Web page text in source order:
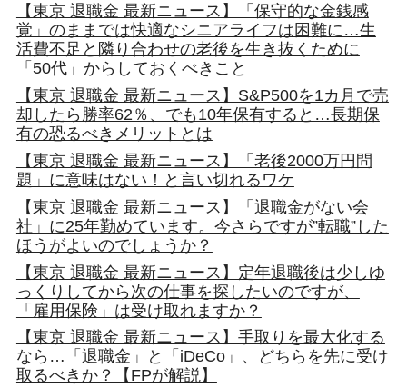
【東京 退職金 最新ニュース】「保守的な金銭感
覚」のままでは快適なシニアライフは困難に…生
活費不足と隣り合わせの老後を生き抜くために
「50代」からしておくべきこと
【東京 退職金 最新ニュース】S&P500を1カ月で売
却したら勝率62％、でも10年保有すると…長期保
有の恐るべきメリットとは
【東京 退職金 最新ニュース】「老後2000万円問
題」に意味はない！と言い切れるワケ
【東京 退職金 最新ニュース】「退職金がない会
社」に25年勤めています。今さらですが”転職”した
ほうがよいのでしょうか？
【東京 退職金 最新ニュース】定年退職後は少しゆ
っくりしてから次の仕事を探したいのですが、
「雇用保険」は受け取れますか？
【東京 退職金 最新ニュース】手取りを最大化する
なら…「退職金」と「iDeCo」、どちらを先に受け
取るべきか？【FPが解説】